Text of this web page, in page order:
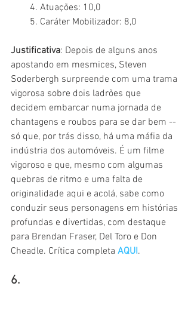
        4. Atuações: 10,0
        5. Caráter Mobilizador: 8,0
Justificativa: Depois de alguns anos
apostando em mesmices, Steven
Soderbergh surpreende com uma trama
vigorosa sobre dois ladrões que
decidem embarcar numa jornada de
chantagens e roubos para se dar bem --
só que, por trás disso, há uma máfia da
indústria dos automóveis. É um filme
vigoroso e que, mesmo com algumas
quebras de ritmo e uma falta de
originalidade aqui e acolá, sabe como
conduzir seus personagens em histórias
profundas e divertidas, com destaque
para Brendan Fraser, Del Toro e Don
Cheadle. Crítica completa AQUI.
6.